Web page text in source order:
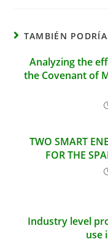
TAMBIÉN PODRÍA
Analyzing the
the Covenant of
TWO SMART
FOR THE
Industry level
use